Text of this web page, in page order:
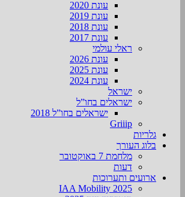
עונת 2020
עונת 2019
עונת 2018
עונת 2017
ראלי עולמי
עונת 2026
עונת 2025
עונת 2024
ישראל
ישראלים בחו”ל
ישראלים בחו”ל 2018
Griiip
גלריות
בלוג העורך
מלחמת 7 באוקטובר
דעות
ארועים ותערוכות
2025 IAA Mobility